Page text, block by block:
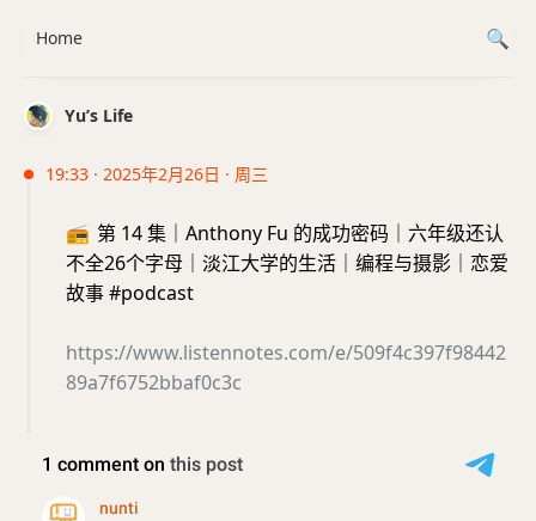
Yu’s Life
19:33 · 2025年2月26日 · 周三
📻 第 14 集｜Anthony Fu 的成功密码｜六年级还认
不全26个字母｜淡江大学的生活｜编程与摄影｜恋爱
故事 #podcast
https://www.listennotes.com/e/509f4c397f98442
89a7f6752bbaf0c3c
Home